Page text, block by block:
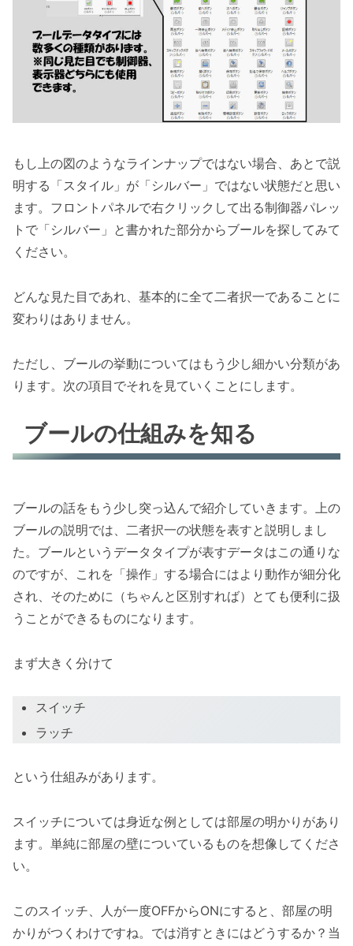
もし上の図のようなラインナップではない場合、あとで説
明する「スタイル」が「シルバー」ではない状態だと思い
ます。フロントパネルで右クリックして出る制御器パレッ
トで「シルバー」と書かれた部分からブールを探してみて
ください。
どんな見た目であれ、基本的に全て二者択一であることに
変わりはありません。
ただし、ブールの挙動についてはもう少し細かい分類があ
ります。次の項目でそれを見ていくことにします。
ブールの仕組みを知る
ブールの話をもう少し突っ込んで紹介していきます。上の
ブールの説明では、二者択一の状態を表すと説明しまし
た。ブールというデータタイプが表すデータはこの通りな
のですが、これを「操作」する場合にはより動作が細分化
され、そのために（ちゃんと区別すれば）とても便利に扱
うことができるものになります。
まず大きく分けて
スイッチ
ラッチ
という仕組みがあります。
スイッチについては身近な例としては部屋の明かりがあり
ます。単純に部屋の壁についているものを想像してくださ
い。
このスイッチ、人が一度OFFからONにすると、部屋の明
かりがつくわけですね。では消すときにはどうするか？当